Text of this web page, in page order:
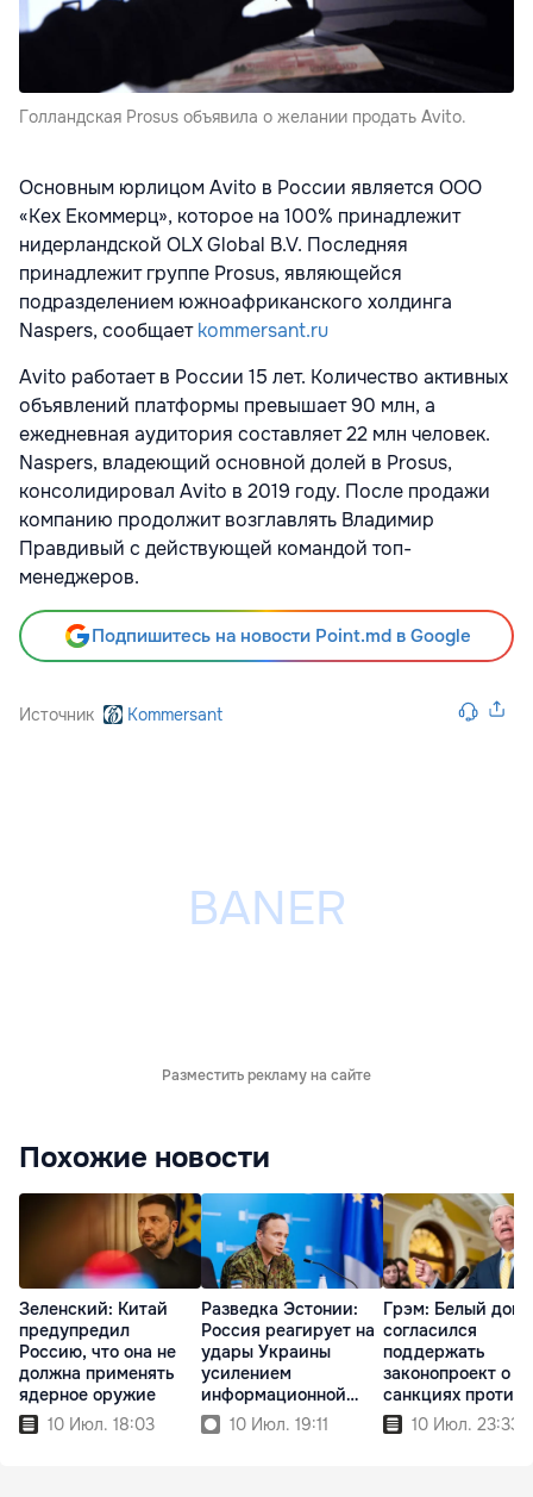
Голландская Prosus объявила о желании продать Avito.
Основным юрлицом Avito в России является ООО
«Кех Екоммерц», которое на 100% принадлежит
нидерландской OLX Global B.V. Последняя
принадлежит группе Prosus, являющейся
подразделением южноафриканского холдинга
Naspers, сообщаетkommersant.ru
Avito работает в России 15 лет. Количество активных
объявлений платформы превышает 90 млн, а
ежедневная аудитория составляет 22 млн человек.
Naspers, владеющий основной долей в Prosus,
консолидировал Avito в 2019 году. После продажи
компанию продолжит возглавлять Владимир
Правдивый с действующей командой топ-
менеджеров.
Подпишитесь на новости Point.md в Google
Источник Kommersant
Разместить рекламу на сайте
Похожие новости
Зеленский: Китай
предупредил
Россию, что она не
должна применять
ядерное оружие
10 Июл. 18:03
Разведка Эстонии:
Россия реагирует на
удары Украины
усилением
информационной
войны10 Июл. 19:11
Грэм: Белый дом
согласился
поддержать
законопроект о
санкциях против
России10 Июл. 23:33